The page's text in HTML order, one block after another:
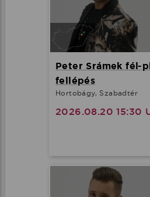
Peter Srámek fél-
fellépés
Hortobágy, Szabadtér
2026.08.20 15:30